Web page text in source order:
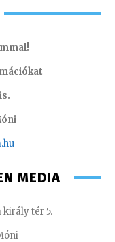
MEDIA
király tér 5.